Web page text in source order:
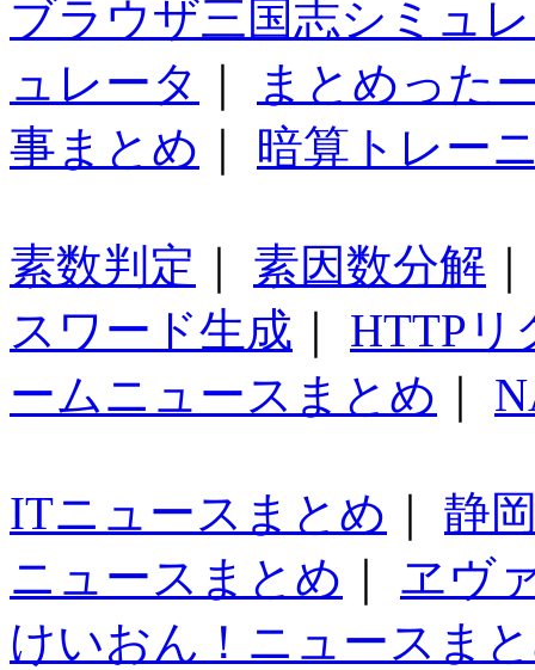
ブラウザ三国志シミュ
ュレータ
まとめった
事まとめ
暗算トレー
素数判定 素因数分解
スワード生成
HTTPリ
ームニュースまとめ
ITニュースまとめ
静
ニュースまとめ
ヱヴ
けいおん！ニュースま